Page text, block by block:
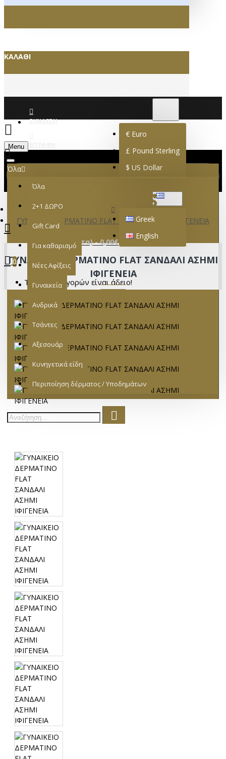
ΚΑΛΆΘΙ
ΣΎΝΔΕΣΗ
€ Euro
£ Pound Sterling
$ US Dollar
Greek
English
Menu
0 προϊόν(τα) - 0,00€
0
Το καλάθι αγορών είναι άδειο!
Όλα
Όλα
2+1 ΔΩΡΟ
Gift Card
Για καθαρισμό
Νέες Αφίξεις
Γυναικεία
Ανδρικά
Τσάντες
Αξεσουάρ
Κυνηγετικά είδη
Περιποίηση δέρματος / Υποδημάτων
ΓΥΝΑΙΚΕΙΟ ΔΕΡΜΑΤΙΝΟ FLAT ΣΑΝΔΑΛΙ ΑΣΗΜΙ ΙΦΙΓΕΝΕΙΑ
ΓΥΝΑΙΚΕΙΟ ΔΕΡΜΑΤΙΝΟ FLAT ΣΑΝΔΑΛΙ ΑΣΗΜΙ
ΙΦΙΓΕΝΕΙΑ